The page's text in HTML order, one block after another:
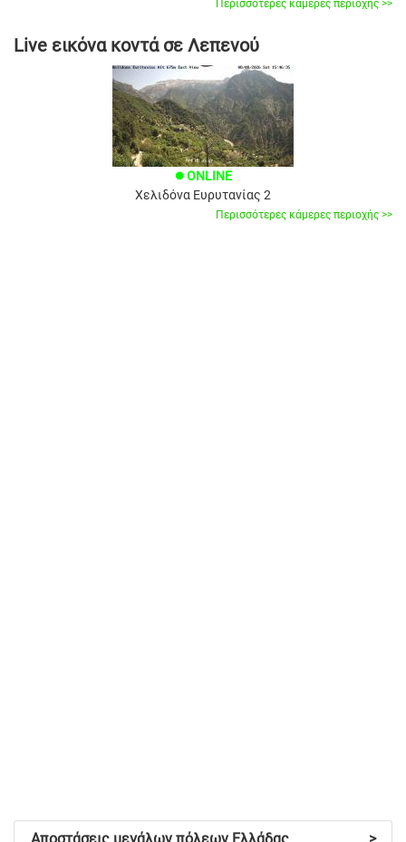
Περισσότερες κάμερες περιοχής >>
Live εικόνα κοντά σε Λεπενού
brightness_1 ONLINE
Χελιδόνα Ευρυτανίας 2
Περισσότερες κάμερες περιοχής >>